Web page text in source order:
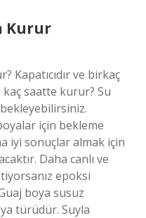
Kurur
Kapatıcıdır ve birkaç
saatte kurur? Su
için bekleme
iyi sonuçlar almak için
Daha canlı ve
epoksi
boya susuz
türüdür. Suyla